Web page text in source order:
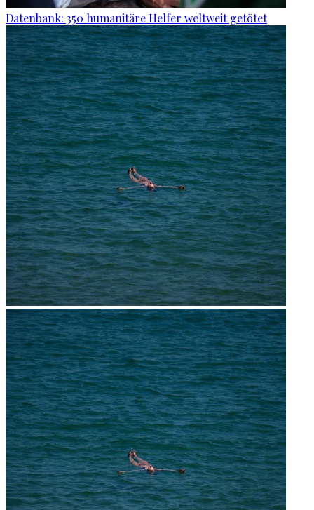
Datenbank: 350 humanitäre Helfer weltweit getötet